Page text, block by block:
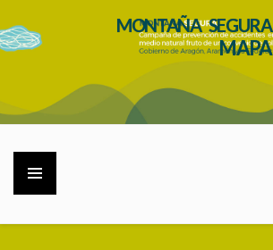
MONTAÑA SEGURA
MAPA